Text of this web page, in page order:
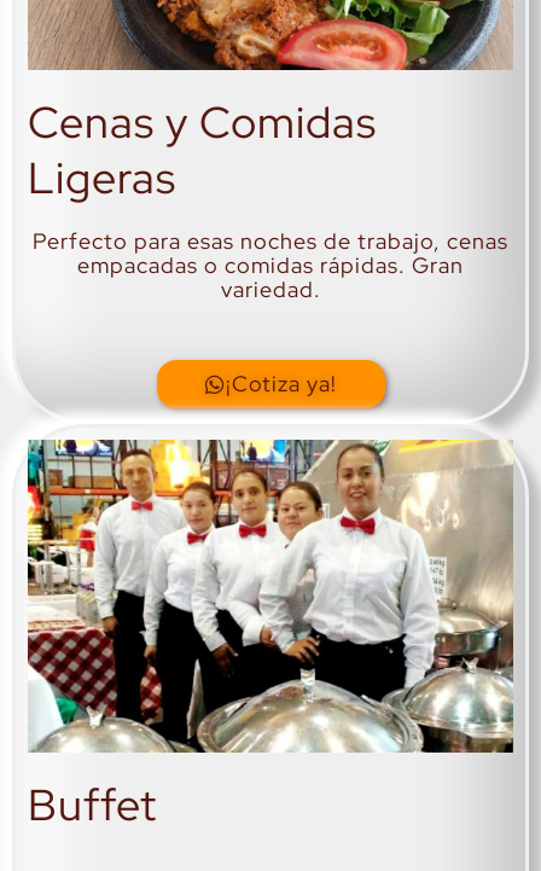
Cenas y Comidas
Ligeras
Perfecto para esas noches de trabajo, cenas
empacadas o comidas rápidas. Gran
variedad.
¡Cotiza ya!
Buffet